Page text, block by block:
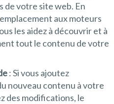
de votre site web. En
aux moteurs
les aidez à découvrir et à
tout le contenu de votre
: Si vous ajoutez
nouveau contenu à votre
des modifications, le